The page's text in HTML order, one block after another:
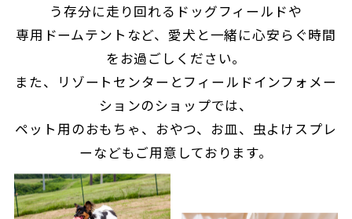
う存分に走り回れるドッグフィールドや
専用ドームテントなど、愛犬と一緒に心安らぐ時間
をお過ごしください。
また、リゾートセンターとフィールドインフォメー
ションのショップでは、
ペット用のおもちゃ、おやつ、お皿、虫よけスプレ
ーなどもご用意しております。